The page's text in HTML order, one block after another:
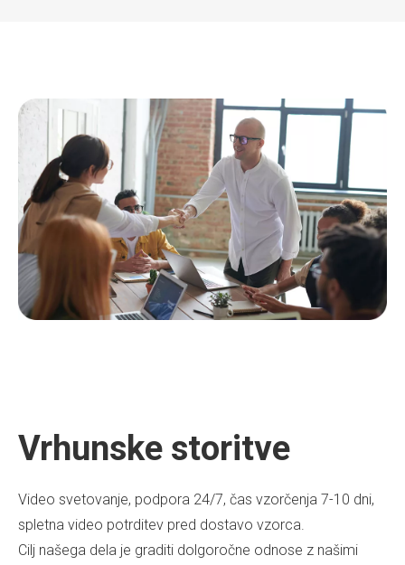
Vrhunske storitve
Video svetovanje, podpora 24/7, čas vzorčenja 7-10 dni,
spletna video potrditev pred dostavo vzorca.
Cilj našega dela je graditi dolgoročne odnose z našimi